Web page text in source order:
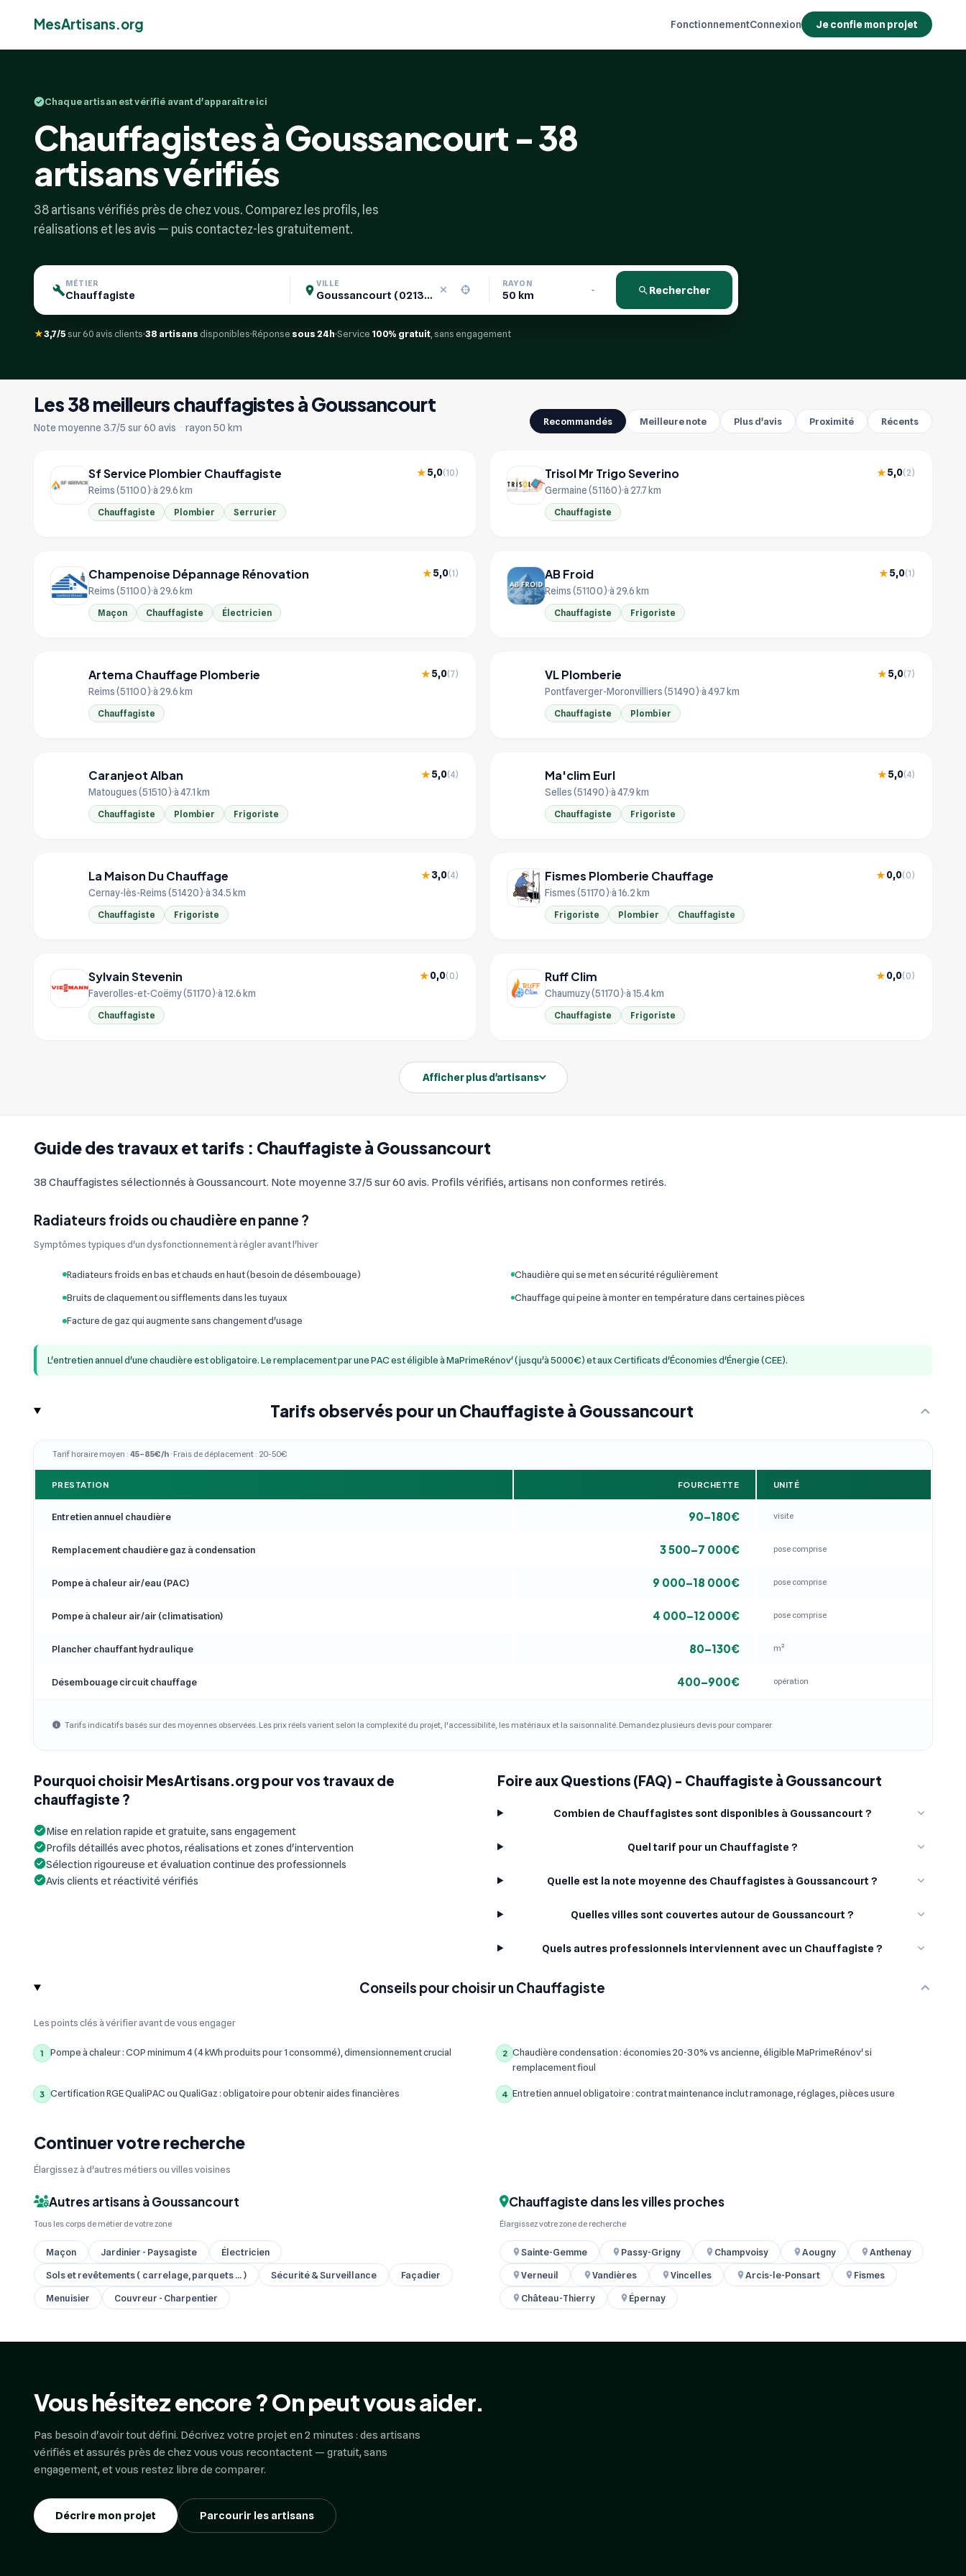
MesArtisans.org FonctionnementConnexion Je confie mon projet
Chaque artisan est vérifié avant d'apparaître ici
Chauffagistes à Goussancourt - 38
artisans vérifiés
38 artisans vérifiés près de chez vous. Comparez les profils, les
réalisations et les avis — puis contactez-les gratuitement.
MÉTIER VILLE RAYON
Rechercher
★3,7/5sur 60 avis clients 38 artisansdisponibles Réponse sous 24h Service 100% gratuit , sans engagement
Guide des travaux et tarifs : Chauffagiste à Goussancourt
38 Chauffagistes sélectionnés à Goussancourt. Note moyenne 3.7/5 sur 60 avis. Profils vérifiés, artisans non conformes retirés.
Radiateurs froids ou chaudière en panne ?
Symptômes typiques d'un dysfonctionnement à régler avant l'hiver
Radiateurs froids en bas et chauds en haut (besoin de désembouage) Chaudière qui se met en sécurité régulièrement
Bruits de claquement ou sifflements dans les tuyaux Chauffage qui peine à monter en température dans certaines pièces
Facture de gaz qui augmente sans changement d'usage
L'entretien annuel d'une chaudière est obligatoire. Le remplacement par une PAC est éligible à MaPrimeRénov' (jusqu'à 5000€) et aux Certificats d'Économies d'Énergie (CEE).
Tarifs observés pour un Chauffagiste à Goussancourt
Tarif horaire moyen :45–85€/h · Frais de déplacement : 20-50€
PRESTATION FOURCHETTE UNITÉ
Entretien annuel chaudière 90–180€ visite
Remplacement chaudière gaz à condensation 3 500–7 000€ pose comprise
Pompe à chaleur air/eau (PAC) 9 000–18 000€ pose comprise
Pompe à chaleur air/air (climatisation) 4 000–12 000€ pose comprise
Plancher chauffant hydraulique 80–130€ m²
Désembouage circuit chauffage 400–900€ opération
Tarifs indicatifs basés sur des moyennes observées. Les prix réels varient selon la complexité du projet, l'accessibilité, les matériaux et la saisonnalité. Demandez plusieurs devis pour comparer.
Pourquoi choisir MesArtisans.org pour vos travaux de
chauffagiste ?
Mise en relation rapide et gratuite, sans engagement
Profils détaillés avec photos, réalisations et zones d'intervention
Sélection rigoureuse et évaluation continue des professionnels
Avis clients et réactivité vérifiés
Foire aux Questions (FAQ) - Chauffagiste à Goussancourt
Combien de Chauffagistes sont disponibles à Goussancourt ?
Quel tarif pour un Chauffagiste ?
Quelle est la note moyenne des Chauffagistes à Goussancourt ?
Quelles villes sont couvertes autour de Goussancourt ?
Quels autres professionnels interviennent avec un Chauffagiste ?
Conseils pour choisir un Chauffagiste
Les points clés à vérifier avant de vous engager
1 Pompe à chaleur : COP minimum 4 (4 kWh produits pour 1 consommé), dimensionnement crucial 2 Chaudière condensation : économies 20-30% vs ancienne, éligible MaPrimeRénov' si
remplacement fioul
3 Certification RGE QualiPAC ou QualiGaz : obligatoire pour obtenir aides financières 4 Entretien annuel obligatoire : contrat maintenance inclut ramonage, réglages, pièces usure
Continuer votre recherche
Élargissez à d'autres métiers ou villes voisines
Autres artisans à Goussancourt
Tous les corps de métier de votre zone
Maçon Jardinier - Paysagiste
Électricien
Sols et revêtements ( carrelage, parquets ... )
Sécurité & Surveillance
Façadier
Menuisier
Couvreur - Charpentier
Chauffagiste dans les villes proches
Élargissez votre zone de recherche
Sainte-Gemme Passy-Grigny Champvoisy Aougny
Anthenay
Verneuil
Vandières Vincelles Arcis-le-Ponsart
Fismes
Château-Thierry
Épernay
Les 38 meilleurs chauffagistes à Goussancourt
Note moyenne 3.7/5 sur 60 avis · rayon 50 km
Recommandés Meilleure note Plus d'avis Proximité Récents
Sf Service Plombier Chauffagiste ★5,0(10)
Reims (51100) à 29.6 km
Chauffagiste Plombier Serrurier
Trisol Mr Trigo Severino ★5,0(2)
Germaine (51160) à 27.7 km
Chauffagiste
Champenoise Dépannage Rénovation ★5,0(1)
Reims (51100) à 29.6 km
Maçon Chauffagiste Électricien
AB Froid ★5,0(1)
Reims (51100) à 29.6 km
Chauffagiste Frigoriste
Artema Chauffage Plomberie ★5,0(7)
Reims (51100) à 29.6 km
Chauffagiste
VL Plomberie ★5,0(7)
Pontfaverger-Moronvilliers (51490) à 49.7 km
Chauffagiste Plombier
Caranjeot Alban ★5,0(4)
Matougues (51510) à 47.1 km
Chauffagiste Plombier Frigoriste
Ma'clim Eurl ★5,0(4)
Selles (51490) à 47.9 km
Chauffagiste Frigoriste
La Maison Du Chauffage ★3,0(4)
Cernay-lès-Reims (51420) à 34.5 km
Chauffagiste Frigoriste
Fismes Plomberie Chauffage ★0,0(0)
Fismes (51170) à 16.2 km
Frigoriste Plombier Chauffagiste
Sylvain Stevenin ★0,0(0)
Faverolles-et-Coëmy (51170) à 12.6 km
Chauffagiste
Ruff Clim ★0,0(0)
Chaumuzy (51170) à 15.4 km
Chauffagiste Frigoriste
Afficher plus d'artisans
Vous hésitez encore ? On peut vous aider.
Pas besoin d'avoir tout défini. Décrivez votre projet en 2 minutes : des artisans
vérifiés et assurés près de chez vous vous recontactent — gratuit, sans
engagement, et vous restez libre de comparer.
Décrire mon projet Parcourir les artisans